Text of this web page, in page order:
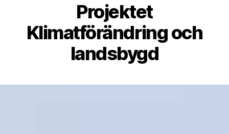
Projektet
Klimatförändring och
landsbygd